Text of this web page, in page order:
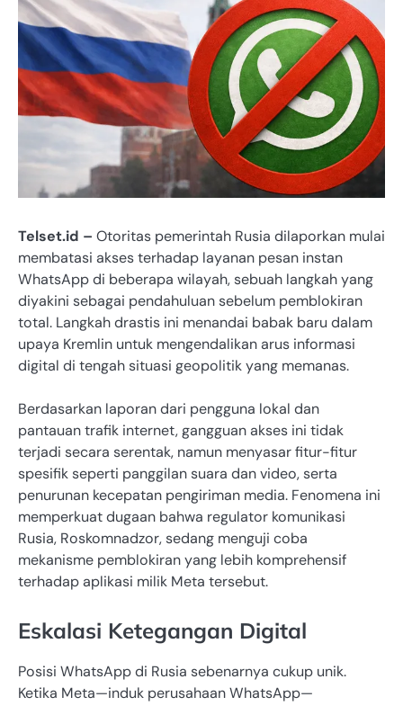
Telset.id – Otoritas pemerintah Rusia dilaporkan mulai
membatasi akses terhadap layanan pesan instan
WhatsApp di beberapa wilayah, sebuah langkah yang
diyakini sebagai pendahuluan sebelum pemblokiran
total. Langkah drastis ini menandai babak baru dalam
upaya Kremlin untuk mengendalikan arus informasi
digital di tengah situasi geopolitik yang memanas.
Berdasarkan laporan dari pengguna lokal dan
pantauan trafik internet, gangguan akses ini tidak
terjadi secara serentak, namun menyasar fitur-fitur
spesifik seperti panggilan suara dan video, serta
penurunan kecepatan pengiriman media. Fenomena ini
memperkuat dugaan bahwa regulator komunikasi
Rusia, Roskomnadzor, sedang menguji coba
mekanisme pemblokiran yang lebih komprehensif
terhadap aplikasi milik Meta tersebut.
Eskalasi Ketegangan Digital
Posisi WhatsApp di Rusia sebenarnya cukup unik.
Ketika Meta—induk perusahaan WhatsApp—